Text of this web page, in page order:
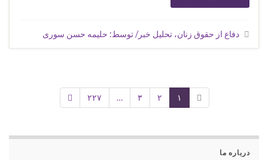
دفاع از حقوق زنان، تحلیل خبر/ توسط: حلیمه حسن سوری
۱ ۲ ۳ … ۲۲۷
درباره ما